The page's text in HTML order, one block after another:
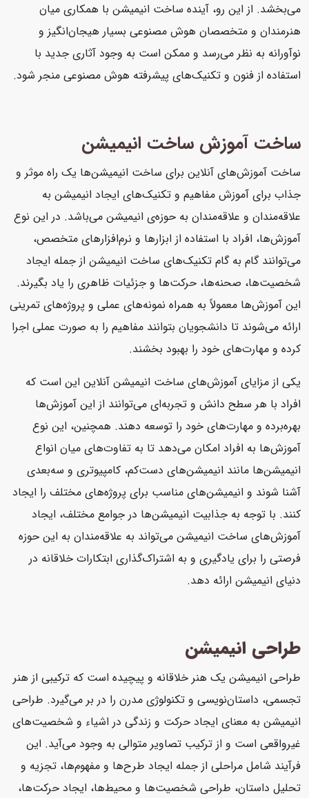
می‌بخشد. از این رو، آینده ساخت انیمیشن با همکاری میان
هنرمندان و متخصصان هوش مصنوعی بسیار هیجان‌انگیز و
نوآورانه به نظر می‌رسد و ممکن است به وجود آثاری جدید با
استفاده از فنون و تکنیک‌های پیشرفته هوش مصنوعی منجر شود.
ساخت آموزش ساخت انیمیشن
ساخت آموزش‌های آنلاین برای ساخت انیمیشن‌ها یک راه موثر و
جذاب برای آموزش مفاهیم و تکنیک‌های ایجاد انیمیشن به
علاقه‌مندان و علاقه‌مندان به حوزه‌ی انیمیشن می‌باشد. در این نوع
آموزش‌ها، افراد با استفاده از ابزارها و نرم‌افزارهای متخصص،
می‌توانند گام به گام تکنیک‌های ساخت انیمیشن از جمله ایجاد
شخصیت‌ها، صحنه‌ها، حرکت‌ها و جزئیات ظاهری را یاد بگیرند.
این آموزش‌ها معمولاً به همراه نمونه‌های عملی و پروژه‌های تمرینی
ارائه می‌شوند تا دانشجویان بتوانند مفاهیم را به صورت عملی اجرا
کرده و مهارت‌های خود را بهبود بخشند.
یکی از مزایای آموزش‌های ساخت انیمیشن آنلاین این است که
افراد با هر سطح دانش و تجربه‌ای می‌توانند از این آموزش‌ها
بهره‌برده و مهارت‌های خود را توسعه دهند. همچنین، این نوع
آموزش‌ها به افراد امکان می‌دهد تا به تفاوت‌های میان انواع
انیمیشن‌ها مانند انیمیشن‌های دست‌کم، کامپیوتری و سه‌بعدی
آشنا شوند و انیمیشن‌های مناسب برای پروژه‌های مختلف را ایجاد
کنند. با توجه به جذابیت انیمیشن‌ها در جوامع مختلف، ایجاد
آموزش‌های ساخت انیمیشن می‌تواند به علاقه‌مندان به این حوزه
فرصتی را برای یادگیری و به اشتراک‌گذاری ابتکارات خلاقانه در
دنیای انیمیشن ارائه دهد.
طراحی انیمیشن
طراحی انیمیشن یک هنر خلاقانه و پیچیده است که ترکیبی از هنر
تجسمی، داستان‌نویسی و تکنولوژی مدرن را در بر می‌گیرد. طراحی
انیمیشن به معنای ایجاد حرکت و زندگی در اشیاء و شخصیت‌های
غیرواقعی است و از ترکیب تصاویر متوالی به وجود می‌آید. این
فرآیند شامل مراحلی از جمله ایجاد طرح‌ها و مفهوم‌ها، تجزیه و
تحلیل داستان، طراحی شخصیت‌ها و محیط‌ها، ایجاد حرکت‌ها،